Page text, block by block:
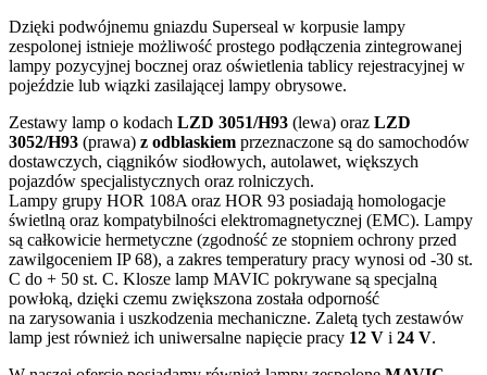
Dzięki podwójnemu gniazdu Superseal w korpusie lampy
zespolonej istnieje możliwość prostego podłączenia zintegrowanej
lampy pozycyjnej bocznej oraz oświetlenia tablicy rejestracyjnej w
pojeździe lub wiązki zasilającej lampy obrysowe.
Zestawy lamp o kodach LZD 3051/H93 (lewa) oraz LZD
3052/H93 (prawa) z odblaskiem przeznaczone są do samochodów
dostawczych, ciągników siodłowych, autolawet, większych
pojazdów specjalistycznych oraz rolniczych.
Lampy grupy HOR 108A oraz HOR 93 posiadają homologacje
świetlną oraz kompatybilności elektromagnetycznej (EMC). Lampy
są całkowicie hermetyczne (zgodność ze stopniem ochrony przed
zawilgoceniem IP 68), a zakres temperatury pracy wynosi od -30 st.
C do + 50 st. C. Klosze lamp MAVIC pokrywane są specjalną
powłoką, dzięki czemu zwiększona została odporność
na zarysowania i uszkodzenia mechaniczne. Zaletą tych zestawów
lamp jest również ich uniwersalne napięcie pracy 12 V i 24 V.